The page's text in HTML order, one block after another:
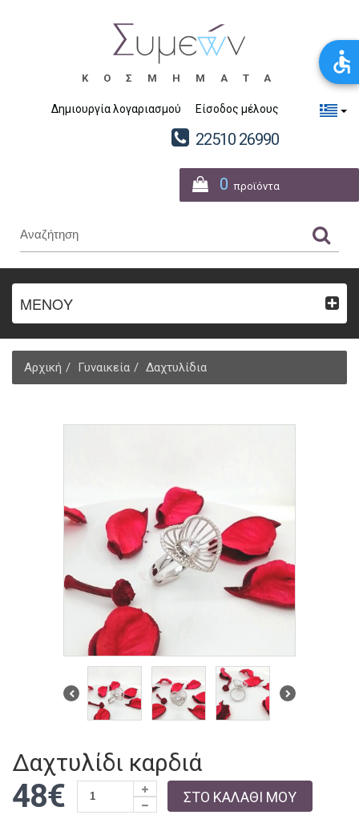
ΚΟΣΜΗΜΑΤΑ
Δημιουργία λογαριασμού Είσοδος μέλους
22510 26990
0 προϊόντα
ΜΕΝΟΥ
Αρχική Γυναικεία Δαχτυλίδια
Δαχτυλίδι καρδιά
48€ ΣΤΟ ΚΑΛΑΘΙ ΜΟΥ